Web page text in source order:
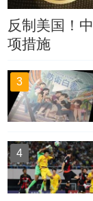
反制美国！
项措施
3
4